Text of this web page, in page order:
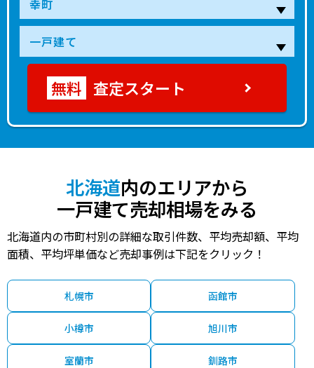
査定スタート
北海道内のエリアから
一戸建て売却相場をみる
北海道内の市町村別の詳細な取引件数、平均売却額、平均
面積、平均坪単価など売却事例は下記をクリック！
札幌市 函館市
小樽市 旭川市
室蘭市 釧路市